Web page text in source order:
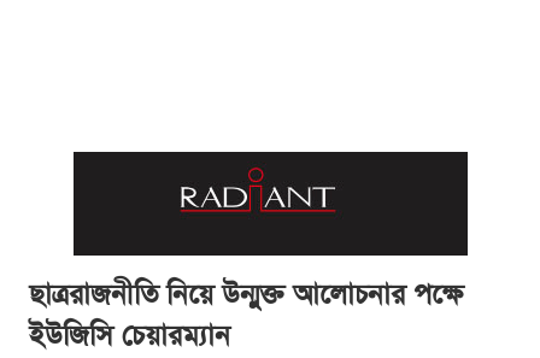
ছাত্ররাজনীতি নিয়ে উন্মুক্ত আলোচনার পক্ষে
ইউজিসি চেয়ারম্যান